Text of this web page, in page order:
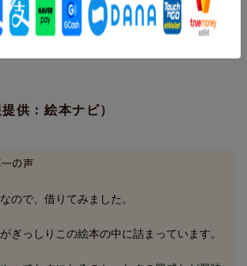
ユウコ）
野美術大学造形学部油絵科卒業。絵本、挿絵
供：絵本ナビ）
ので、借りてみました。
ぎっしりこの絵本の中に詰まっています。